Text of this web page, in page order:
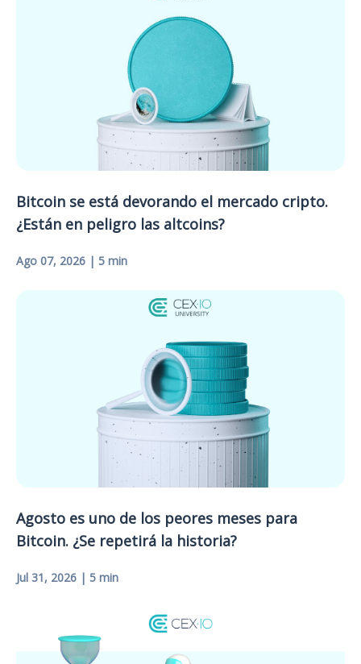
Bitcoin se está devorando el mercado cripto.
¿Están en peligro las altcoins?
Ago 07, 2026 | 5 min
Agosto es uno de los peores meses para
Bitcoin. ¿Se repetirá la historia?
Jul 31, 2026 | 5 min